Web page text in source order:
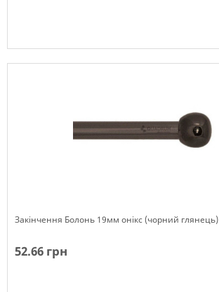
Закінчення Болонь 19мм онікс (чорний глянець)
52.66 грн